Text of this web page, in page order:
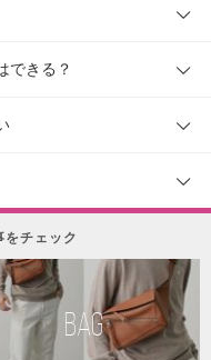
できる？
をチェック
BAG